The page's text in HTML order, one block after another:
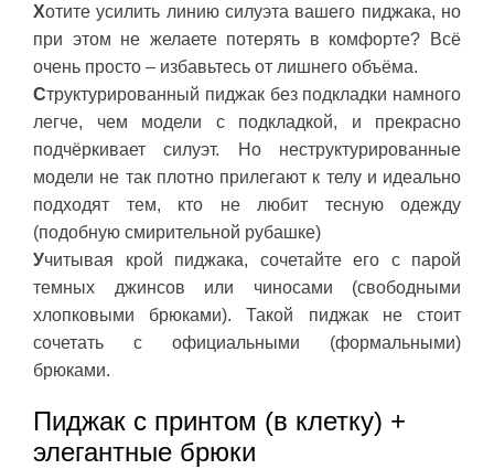
Хотите усилить линию силуэта вашего пиджака, но
при этом не желаете потерять в комфорте? Всё
очень просто – избавьтесь от лишнего объёма.
Структурированный пиджак без подкладки намного
легче, чем модели с подкладкой, и прекрасно
подчёркивает силуэт. Но неструктурированные
модели не так плотно прилегают к телу и идеально
подходят тем, кто не любит тесную одежду
(подобную смирительной рубашке)
Учитывая крой пиджака, сочетайте его с парой
темных джинсов или чиносами (свободными
хлопковыми брюками). Такой пиджак не стоит
сочетать с официальными (формальными)
брюками.
Пиджак с принтом (в клетку) +
элегантные брюки